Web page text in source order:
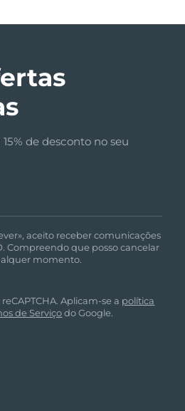
de desconto no seu
aceito receber comunicações
Compreendo que posso cancelar
momento.
Aplicam-se a política
de Serviçodo Google.